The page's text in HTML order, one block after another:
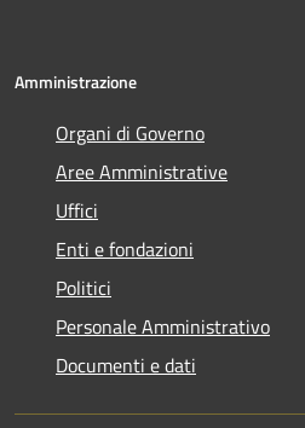
Amministrazione
Organi di Governo
Aree Amministrative
Uffici
Enti e fondazioni
Politici
Personale Amministrativo
Documenti e dati